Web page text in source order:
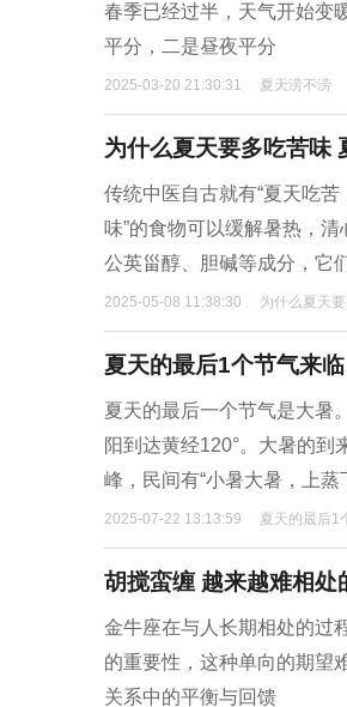
春季已经过半，天气开始变
平分，二是昼夜平分
2025-03-20 21:30:31 夏天涝不涝
为什么夏天要多吃苦味
传统中医自古就有“夏天吃
味”的食物可以缓解暑热，
公英甾醇、胆碱等成分，它
2025-05-08 11:38:30 为什么夏天
夏天的最后1个节气来
夏天的最后一个节气是大暑
阳到达黄经120°。大暑的到
峰，民间有“小暑大暑，上蒸
2025-07-22 13:13:59 夏天的最后1
胡搅蛮缠 越来越难相处
金牛座在与人长期相处的过
的重要性，这种单向的期望
关系中的平衡与回馈